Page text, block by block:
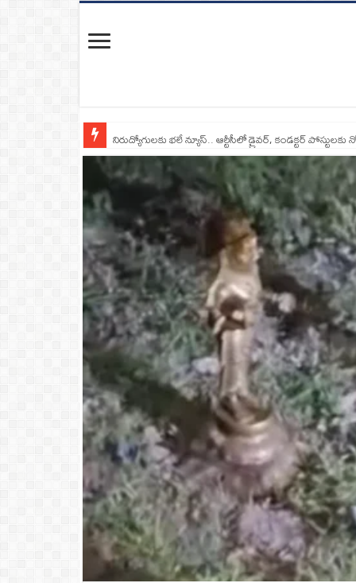
నిరుద్యోగులకు భలే న్యూస్.. ఆర్టీసీలో డ్రైవర్, కండక్టర్‌